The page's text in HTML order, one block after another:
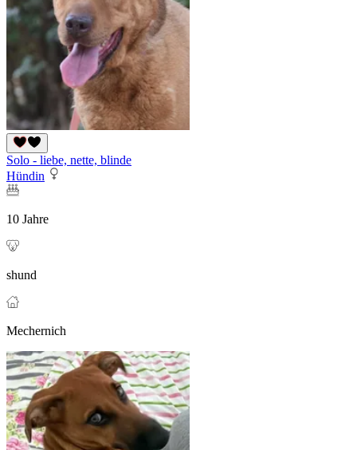
Solo - liebe, nette, blinde
Hündin
10 Jahre
shund
Mechernich